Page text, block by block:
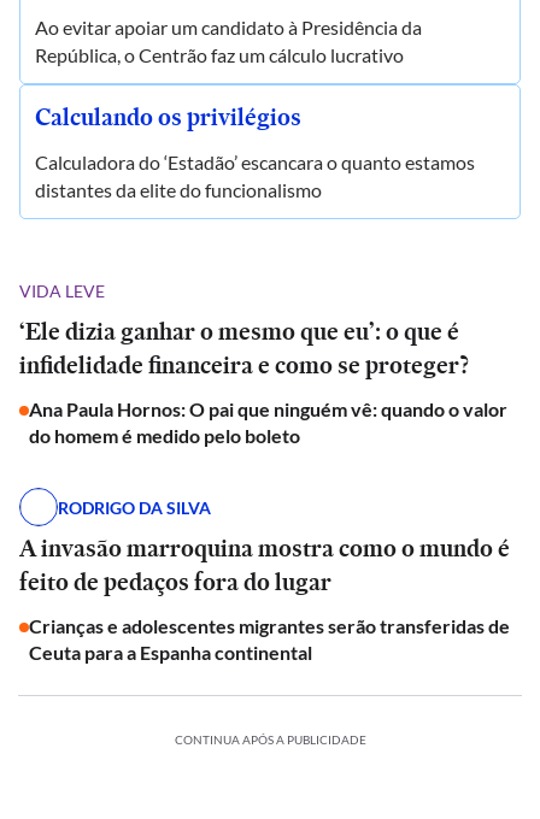
Ao evitar apoiar um candidato à Presidência da
República, o Centrão faz um cálculo lucrativo
Calculando os privilégios
Calculadora do ‘Estadão’ escancara o quanto estamos
distantes da elite do funcionalismo
VIDA LEVE
‘Ele dizia ganhar o mesmo que eu’: o que é
infidelidade financeira e como se proteger?
Ana Paula Hornos: O pai que ninguém vê: quando o valor
do homem é medido pelo boleto
RODRIGO DA SILVA
A invasão marroquina mostra como o mundo é
feito de pedaços fora do lugar
Crianças e adolescentes migrantes serão transferidas de
Ceuta para a Espanha continental
CONTINUA APÓS A PUBLICIDADE